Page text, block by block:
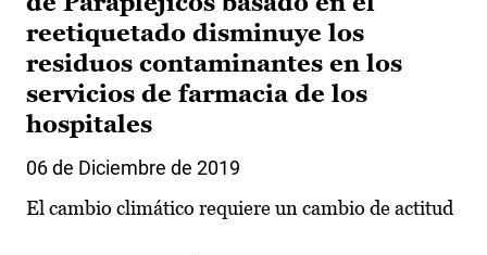
reetiquetado disminuye los
residuos contaminantes en los
servicios de farmacia de los
hospitales
06 de Diciembre de 2019
El cambio climático requiere un cambio de actitud